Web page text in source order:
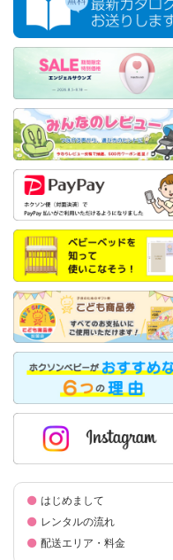
はじめまして
レンタルの流れ
配送エリア・料金